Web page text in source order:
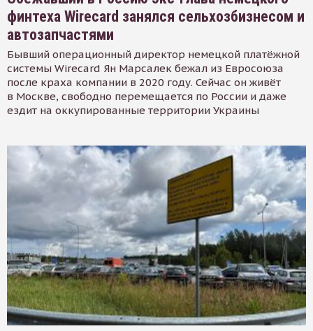
финтеха Wirecard занялся сельхозбизнесом и
автозапчастями
Бывший операционный директор немецкой платёжной
системы Wirecard Ян Марсалек бежал из Евросоюза
после краха компании в 2020 году. Сейчас он живёт
в Москве, свободно перемещается по России и даже
ездит на оккупированные территории Украины